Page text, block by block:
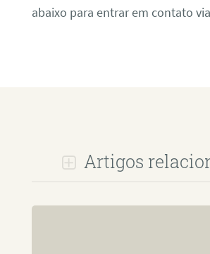
abaixo para entrar em contato
Artigos